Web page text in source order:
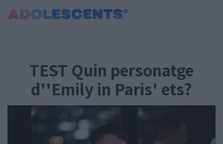
Curiositats i Tendències
Amor i relacions
TEST Quin personatge
d''Emily in Paris' ets?